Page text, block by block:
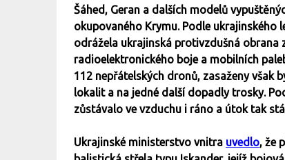
Šáhed, Geran a dalších modelů
okupovaného Krymu. Podle ukrajinského
odrážela ukrajinská protivzdušná
radioelektronického boje a mobilních
112 nepřátelských dronů, zasaženy však
lokalit a na jedné další dopadly trosky.
zůstávalo ve vzduchu i ráno a útok tak
Ukrajinské ministerstvo vnitra uvedlo, že